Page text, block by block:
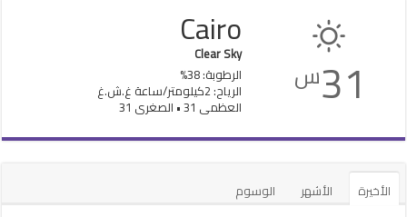
31س
Cairo
Clear Sky
الرطوبة: 38%
الرياح: 2كيلومتر/ساعة غ.ش.غ
العظمى 31 • الصغرى 31
الأخيرة الأشهر
الوسوم